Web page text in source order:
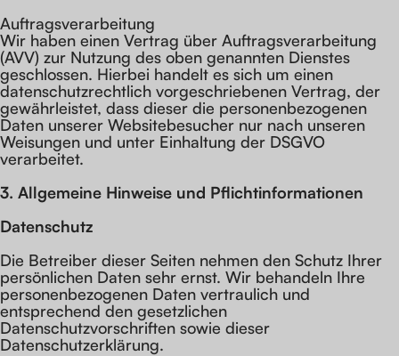
Auftragsverarbeitung
Wir haben einen Vertrag über Auftragsverarbeitung
(AVV) zur Nutzung des oben genannten Dienstes
geschlossen. Hierbei handelt es sich um einen
datenschutzrechtlich vorgeschriebenen Vertrag, der
gewährleistet, dass dieser die personenbezogenen
Daten unserer Websitebesucher nur nach unseren
Weisungen und unter Einhaltung der DSGVO
verarbeitet.
3. Allgemeine Hinweise und Pflicht­informationen
Datenschutz
Die Betreiber dieser Seiten nehmen den Schutz Ihrer
persönlichen Daten sehr ernst. Wir behandeln Ihre
personenbezogenen Daten vertraulich und
entsprechend den gesetzlichen
Datenschutzvorschriften sowie dieser
Datenschutzerklärung.